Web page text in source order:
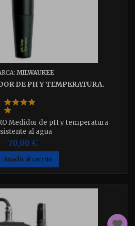
MILWAUKEE
DE PH Y TEMPERATURA.
Medidor de pH y temperatura
al agua
70,00 €
Añadir al carrito